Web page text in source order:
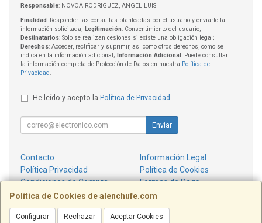
Política de Cookies de alenchufe.com
Configurar Rechazar Aceptar Cookies
Responsable: NOVOA RODRIGUEZ, ANGEL LUIS
Finalidad: Responder las consultas planteadas por el usuario y enviarle la
información solicitada; Legitimación: Consentimiento del usuario;
Destinatarios: Solo se realizan cesiones si existe una obligación legal;
Derechos: Acceder, rectificar y suprimir, así como otros derechos, como se
indica en la información adicional;
Información Adicional : Puede consultar
la información completa de Protección de Datos en nuestra Política de
Privacidad
He leído y acepto la Política de Privacidad
Enviar
Contacto
Información Legal
Política Privacidad
Política de Cookies
Condiciones de Compra
Formas de Pago
¿Quienes Somos?